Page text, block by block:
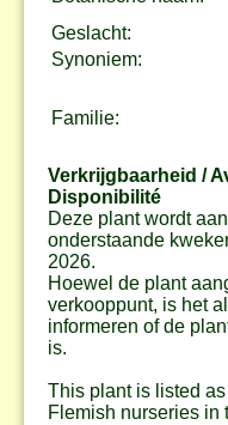
Geslacht:
Synoniem:
Familie:
Verkrijgbaarheid /
Disponibilité
Deze plant wordt
onderstaande
2026.
Hoewel de plant
verkooppunt, is het
informeren of de
is.
This plant is listed
Flemish nurseries in